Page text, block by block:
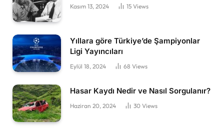
Kasım 13, 2024 15 Views
Yıllara göre Türkiye’de Şampiyonlar
Ligi Yayıncıları
Eylül 18, 2024 68 Views
Hasar Kaydı Nedir ve Nasıl Sorgulanır?
Haziran 20, 2024 30 Views